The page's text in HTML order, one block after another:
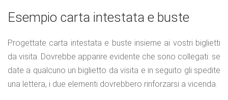
Esempio carta intestata e buste
Progettate carta intestata e buste insieme ai vostri biglietti
da visita. Dovrebbe apparire evidente che sono collegati: se
date a qualcuno un biglietto da visita e in seguito gli spedite
una lettera, i due elementi dovrebbero rinforzarsi a vicenda.